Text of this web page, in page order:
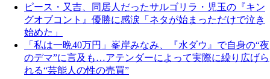
ピース・又吉、同居人だったサルゴリラ・児玉の『キン
グオブコント』優勝に感涙「ネタが始まっただけで泣き
始めた」
「私は一晩40万円」峯岸みなみ、『水ダウ』で自身の“夜
のデマ”に言及も…アテンダーによって実際に繰り広げら
れる“芸能人の性の売買”